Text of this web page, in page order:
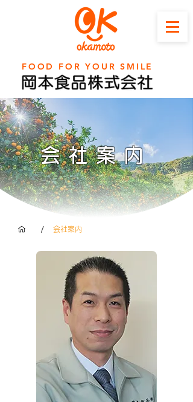
FOOD FOR YOUR SMILE
会社案内
/ 会社案内